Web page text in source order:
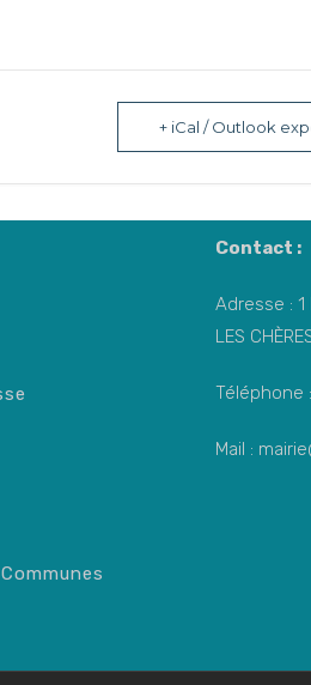
+ iCal / Outlook
Contact :
Adresse : 1
LES
Téléphone
Mail :